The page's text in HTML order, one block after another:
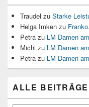
Traudel zu Starke
Helga Imken zu
Petra zu LM Damen
Michi zu LM Damen
Petra zu LM Damen
ALLE BEITRÄGE